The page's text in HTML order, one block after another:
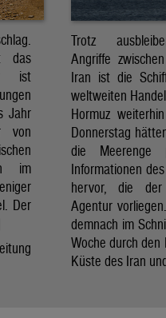
das
ist
Jahr
von
im
Der
Trotz
Angriffe
Iran ist die
weltweiten
Hormuz
Donnerstag
die Meerenge
Informationen
hervor, die der
Agentur
demnach im
Woche durch den
Küste des Iran